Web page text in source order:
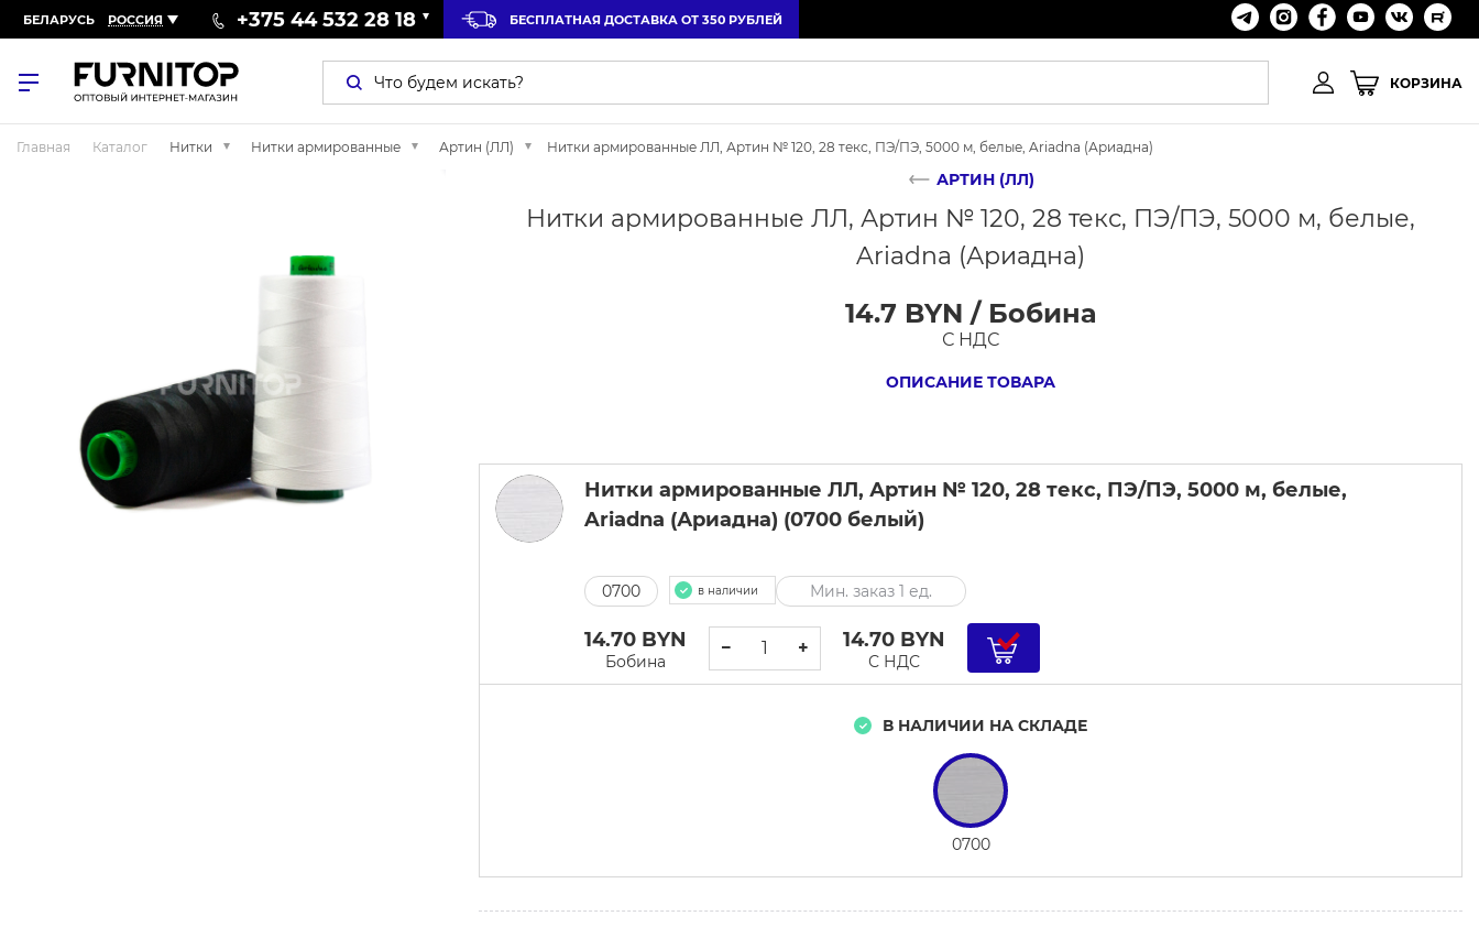
БЕЛАРУСЬ РОССИЯ +375 44 532 28 18 БЕСПЛАТНАЯ ДОСТАВКА ОТ 350 РУБЛЕЙ
КОРЗИНА
Главная Каталог Нитки Нитки армированные Артин (ЛЛ) Нитки армированные ЛЛ, Артин № 120, 28 текс, ПЭ/ПЭ, 5000 м, белые, Ariadna (Ариадна)
АРТИН (ЛЛ)
Нитки армированные ЛЛ, Артин № 120, 28 текс, ПЭ/ПЭ, 5000 м, белые,
Ariadna (Ариадна)
14.7 BYN / Бобина
С НДС
ОПИСАНИЕ ТОВАРА
Нитки армированные ЛЛ, Артин № 120, 28 текс, ПЭ/ПЭ, 5000 м, белые,
Ariadna (Ариадна) (0700 белый)
0700 в наличии Мин. заказ 1 ед.
14.70 BYN
Бобина
− + 14.70 BYN
С НДС
В НАЛИЧИИ НА СКЛАДЕ
0700